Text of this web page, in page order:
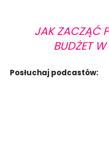
JAK ZACZĄĆ
BUDŻET
Posłuchaj podcastów: